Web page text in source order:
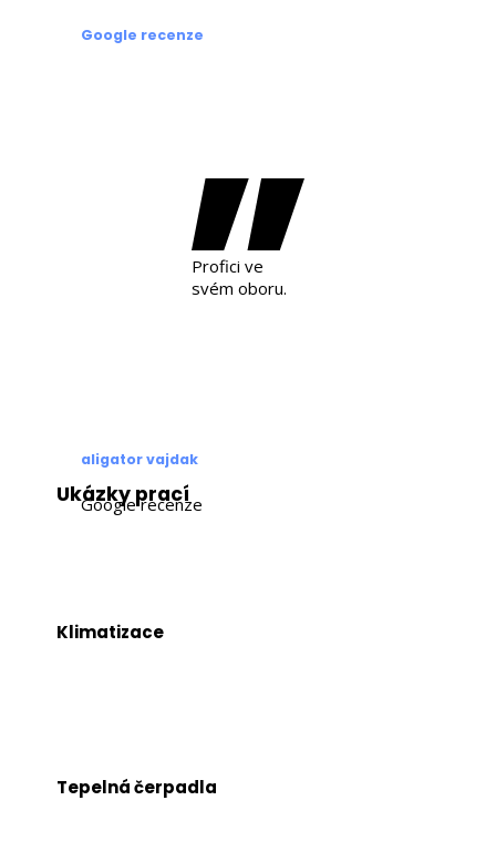
Google recenze
Profici ve
svém oboru.
aligator vajdak
Google recenze
Ukázky prací
Klimatizace
Tepelná čerpadla